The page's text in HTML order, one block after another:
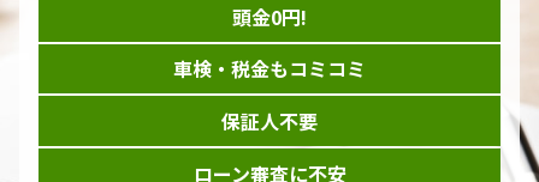
当ホームページはサービスに関するお問い合わせやご質問、
資料のご請求や各サービス等のお申し込みなど、当ホームペ
ージのサービス提供過程で、氏名、連絡先、勤務先等の個人
情報を書面、電子媒体、ウェブ等を介して収集致します。
頭金0円!
車検・税金もコミコミ
保証人不要
ローン審査に不安